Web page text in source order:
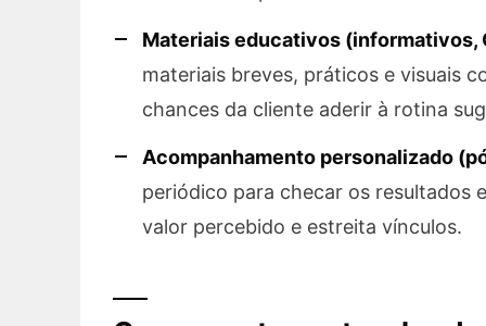
Materiais educativos (informativos,
materiais breves, práticos e visuais
chances da cliente aderir à rotina
Acompanhamento personalizado
periódico para checar os resultados
valor percebido e estreita vínculos.